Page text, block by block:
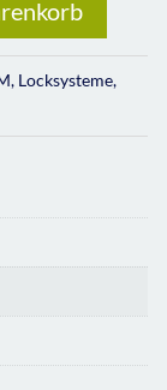
, Locksysteme,